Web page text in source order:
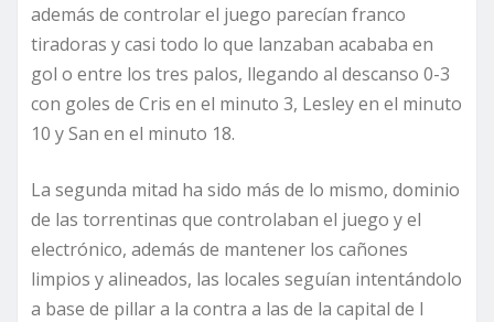
además de controlar el juego parecían franco
tiradoras y casi todo lo que lanzaban acababa en
gol o entre los tres palos, llegando al descanso 0-3
con goles de Cris en el minuto 3, Lesley en el minuto
10 y San en el minuto 18.
La segunda mitad ha sido más de lo mismo, dominio
de las torrentinas que controlaban el juego y el
electrónico, además de mantener los cañones
limpios y alineados, las locales seguían intentándolo
a base de pillar a la contra a las de la capital de l